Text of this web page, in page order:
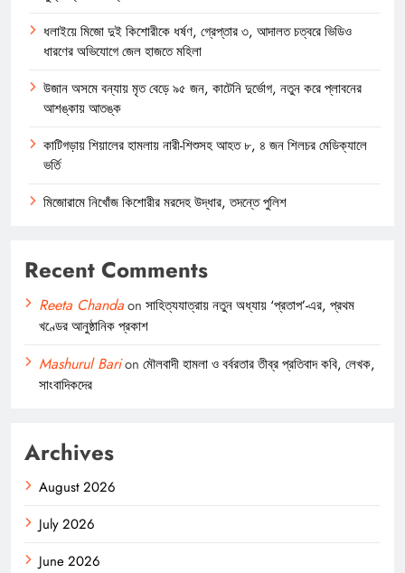
ধলাইয়ে মিজো দুই কিশোরীকে ধর্ষণ, গ্রেপ্তার ৩, আদালত চত্বরে ভিডিও
ধারণের অভিযোগে জেল হাজতে মহিলা
উজান অসমে বন্যায় মৃত বেড়ে ৯৫ জন, কাটেনি দুর্ভোগ, নতুন করে প্লাবনের
আশঙ্কায় আতঙ্ক
কাটিগড়ায় শিয়ালের হামলায় নারী-শিশুসহ আহত ৮, ৪ জন শিলচর মেডিক্যালে
ভর্তি
মিজোরামে নিখোঁজ কিশোরীর মরদেহ উদ্ধার, তদন্তে পুলিশ
Recent Comments
Reeta Chandaon সাহিত্যযাত্রায় নতুন অধ্যায় ‘প্রতাপ’-এর, প্রথম
খণ্ডের আনুষ্ঠানিক প্রকাশ
Mashurul Barion মৌলবাদী হামলা ও বর্বরতার তীব্র প্রতিবাদ কবি, লেখক,
সাংবাদিকদের
Archives
August 2026
July 2026
June 2026